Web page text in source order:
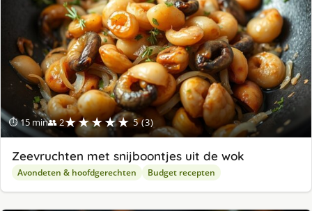
⏱ 15 min👥 2★★★★★ 5 (3)
Zeevruchten met snijboontjes uit de wok
Avondeten & hoofdgerechten Budget recepten